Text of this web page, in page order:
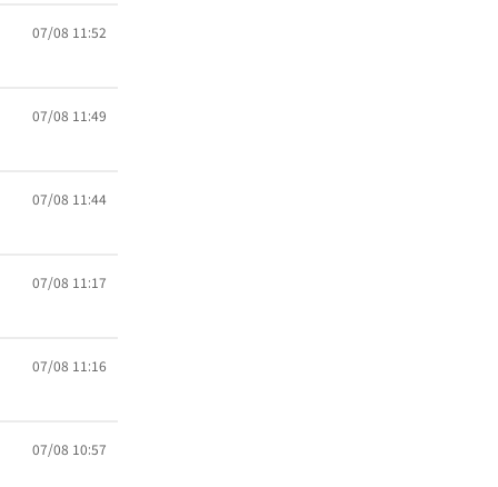
07/08 11:52
07/08 11:49
07/08 11:44
07/08 11:17
07/08 11:16
07/08 10:57